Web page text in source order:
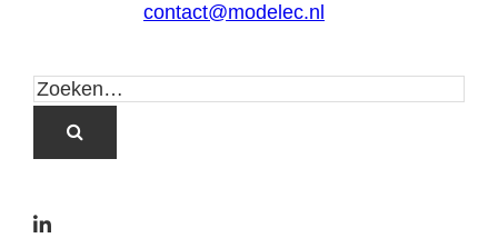
contact@modelec.nl
L